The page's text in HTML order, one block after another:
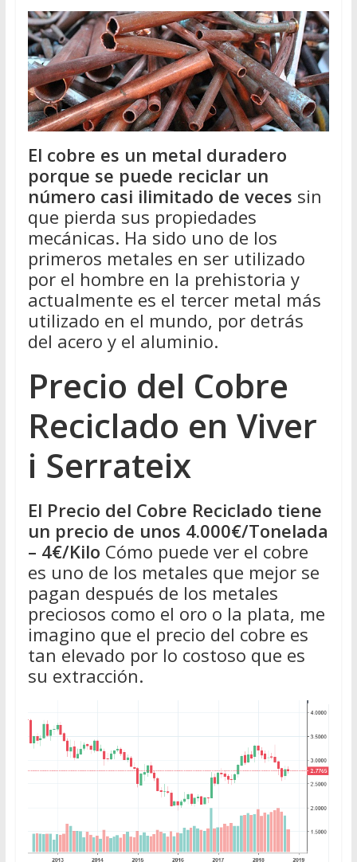
El cobre es un metal duradero
porque se puede reciclar un
número casi ilimitado de veces sin
que pierda sus propiedades
mecánicas. Ha sido uno de los
primeros metales en ser utilizado
por el hombre en la prehistoria y
actualmente es el tercer metal más
utilizado en el mundo, por detrás
del acero y el aluminio.
Precio del Cobre
Reciclado en Viver
i Serrateix
El Precio del Cobre Reciclado tiene
un precio de unos 4.000€/Tonelada
– 4€/Kilo Cómo puede ver el cobre
es uno de los metales que mejor se
pagan después de los metales
preciosos como el oro o la plata, me
imagino que el precio del cobre es
tan elevado por lo costoso que es
su extracción.